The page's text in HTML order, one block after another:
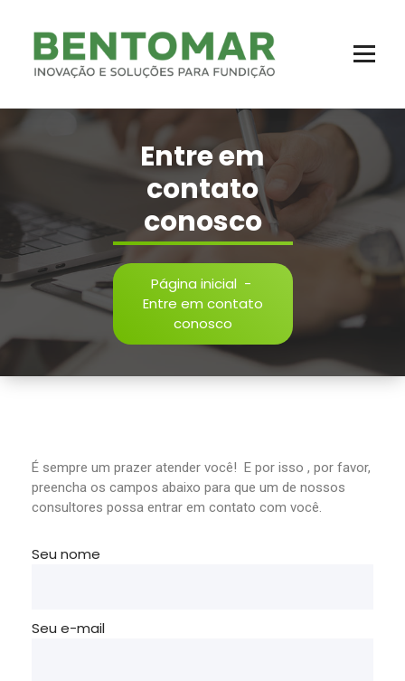
Entre em
contato
conosco
Página inicial -
Entre em contato
conosco
É sempre um prazer atender você! E por isso , por favor,
preencha os campos abaixo para que um de nossos
consultores possa entrar em contato com você.
Seu nome
Seu e-mail